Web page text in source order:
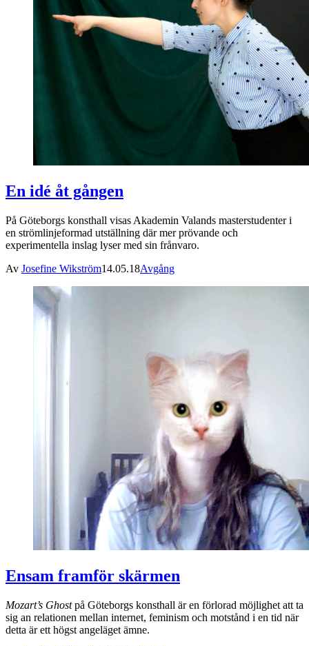
En idé åt gången
På Göteborgs konsthall visas Akademin Valands masterstudenter i
en strömlinjeformad utställning där mer prövande och
experimentella inslag lyser med sin frånvaro.
Av Josefine Wikström14.05.18Avgång
Ensam framför skärmen
Mozart’s Ghostpå Göteborgs konsthall är en förlorad möjlighet att ta
sig an relationen mellan internet, feminism och motstånd i en tid när
detta är ett högst angeläget ämne.